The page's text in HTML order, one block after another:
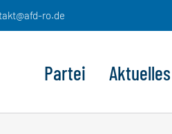
ro.de
Partei Aktuelles